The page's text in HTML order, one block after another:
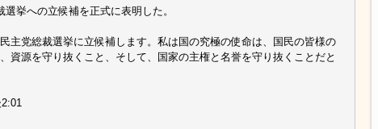
挙への立候補を正式に表明した。
主党総裁選挙に立候補します。私は国の究極の使命は、国民の皆様の
資源を守り抜くこと、そして、国家の主権と名誉を守り抜くことだと